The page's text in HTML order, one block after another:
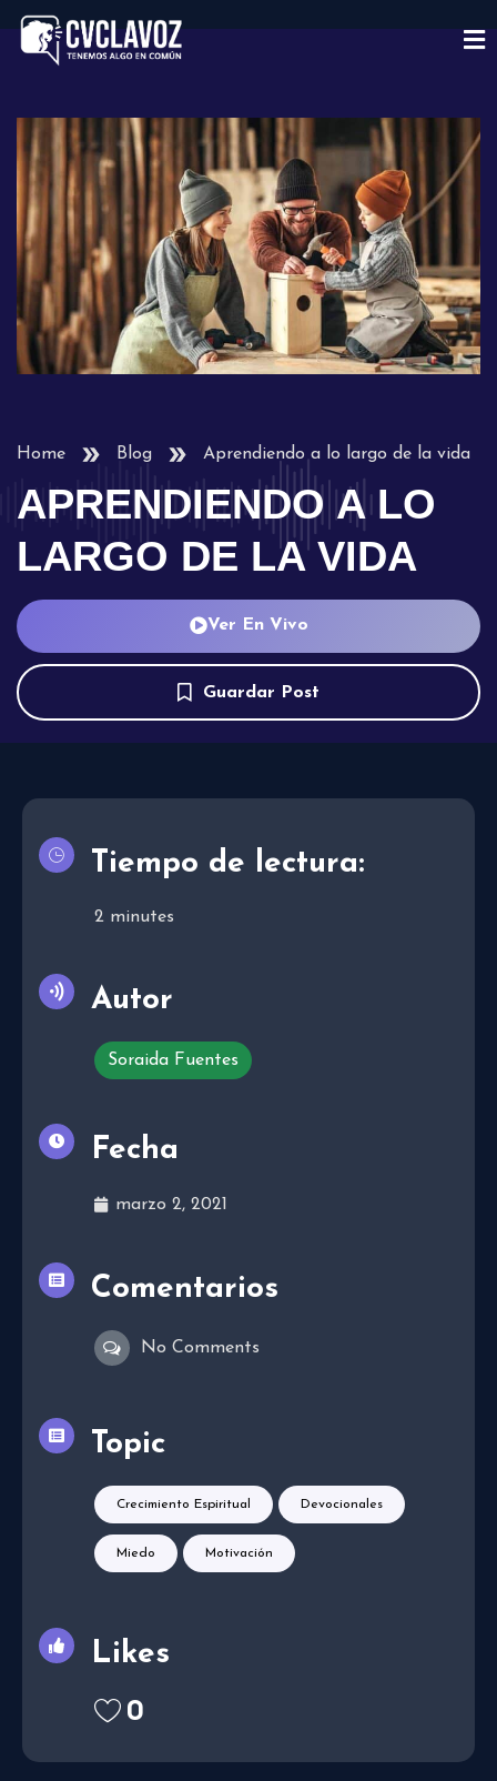
Home Blog Aprendiendo a lo largo de la vida
APRENDIENDO A LO
LARGO DE LA VIDA
Ver En Vivo
Guardar Post
Tiempo de lectura:
2 minutes
Autor
Soraida Fuentes
Fecha
marzo 2, 2021
Comentarios
No Comments
Topic
Crecimiento Espiritual Devocionales
Miedo Motivación
Likes
0